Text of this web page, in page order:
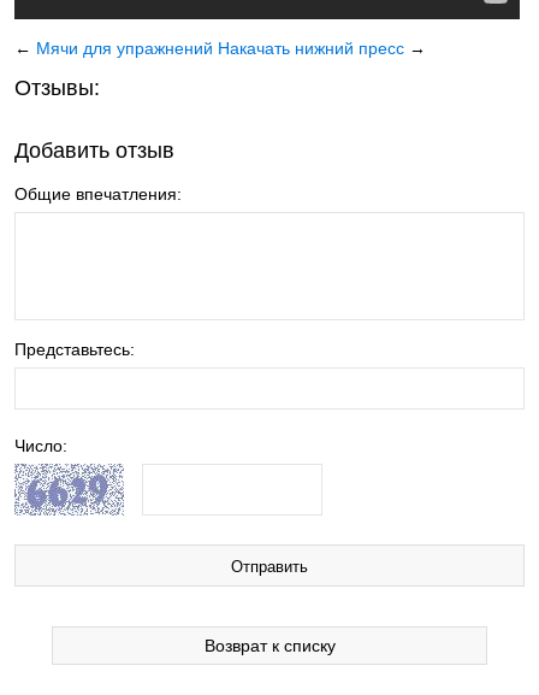
← Мячи для упражнений Накачать нижний пресс →
Отзывы:
Добавить отзыв
Общие впечатления:
Представьтесь:
Число:
Возврат к списку